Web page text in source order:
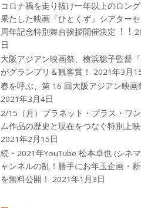
コロナ禍を⾛り抜け⼀年以上のロン
果たした映画『ひとくず』シアター
周年記念特別舞台挨拶開催決定︕︕
日
大阪アジアン映画祭、横浜聡子監督『
がグランプリ＆観客賞！
2021年3月
春を呼ぶ、第 16 回大阪アジアン映画
2021年3月4日
2/15（月）プラネット・プラス・ワ
ム作品の歴史と現在をつなぐ特別上映
2021年2月15日
続・2021年YouTube 松本卓也 (シネ
ャンネルの乱！勝手にお年玉企画・
を無料公開！
2021年1月3日